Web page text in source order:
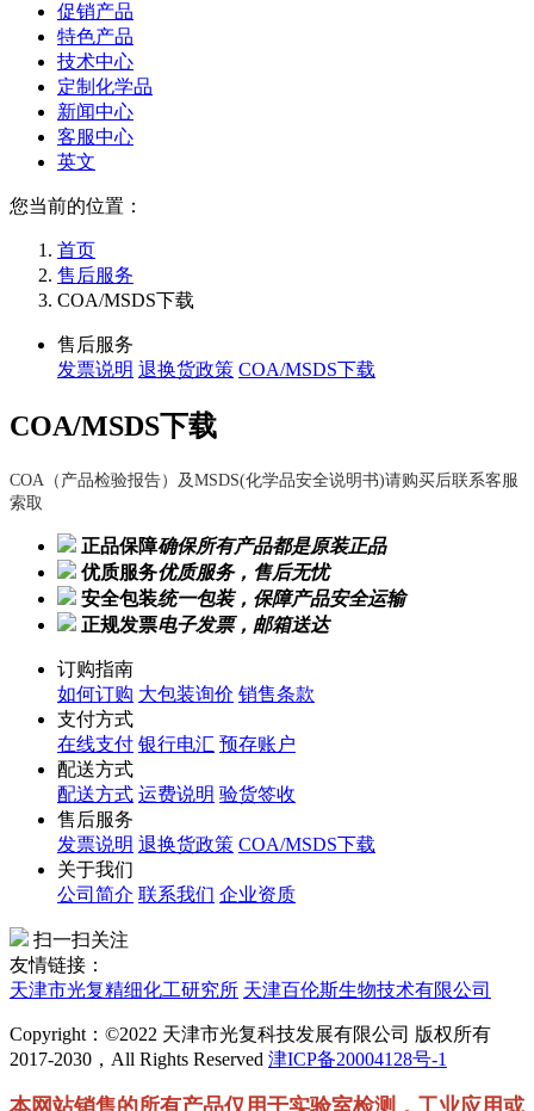
促销产品
特色产品
技术中心
定制化学品
新闻中心
客服中心
英文
您当前的位置：
首页
售后服务
COA/MSDS下载
售后服务
发票说明 退换货政策 COA/MSDS下载
COA/MSDS下载
COA（产品检验报告）及MSDS(化学品安全说明书)请购买后联系客服
索取
正品保障确保所有产品都是原装正品
优质服务优质服务，售后无忧
安全包装统一包装，保障产品安全运输
正规发票电子发票，邮箱送达
订购指南
如何订购 大包装询价 销售条款
支付方式
在线支付 银行电汇 预存账户
配送方式
配送方式 运费说明 验货签收
售后服务
发票说明 退换货政策 COA/MSDS下载
关于我们
公司简介 联系我们 企业资质
扫一扫关注
友情链接：
天津市光复精细化工研究所 天津百伦斯生物技术有限公司
Copyright：©2022 天津市光复科技发展有限公司 版权所有
2017-2030，All Rights Reserved 津ICP备20004128号-1